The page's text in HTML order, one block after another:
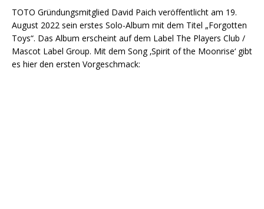
TOTO Gründungsmitglied David Paich veröffentlicht am 19.
August 2022 sein erstes Solo-Album mit dem Titel „Forgotten
Toys“. Das Album erscheint auf dem Label The Players Club /
Mascot Label Group. Mit dem Song ‚Spirit of the Moonrise‘ gibt
es hier den ersten Vorgeschmack: